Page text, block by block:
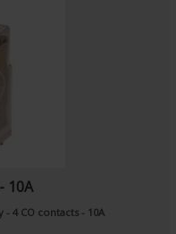
10A
4 CO contacts - 10A